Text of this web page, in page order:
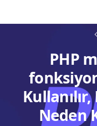
PHP
Neden